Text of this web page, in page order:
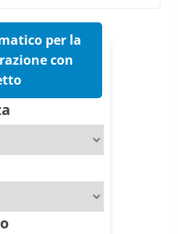
il salto tecnico del
premium
2026
Zero Trofeo RS: per
è la gomma semi-
battere
2026
per la
con